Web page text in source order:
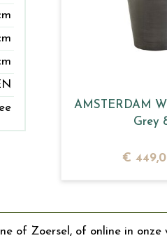
AMSTERDAM
Grey
€ 449,
of Zoersel, of online in